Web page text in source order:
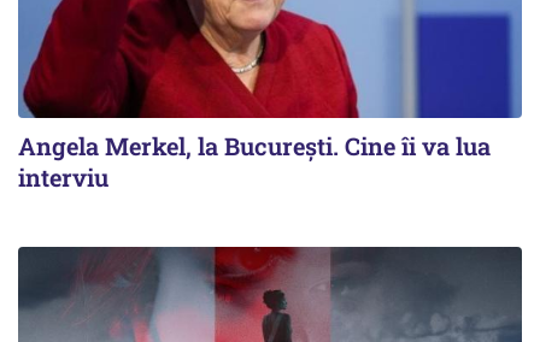
Angela Merkel, la București. Cine îi va lua
interviu